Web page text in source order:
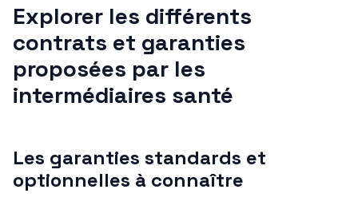
Explorer les différents
contrats et garanties
proposées par les
intermédiaires santé
Les garanties standards et
optionnelles à connaître